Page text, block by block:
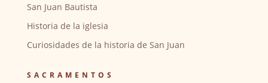
San Juan Bautista
Historia de la iglesia
Curiosidades de la historia de San Juan
SACRAMENTOS